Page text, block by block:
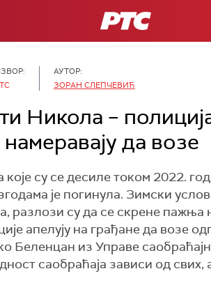
РТС
АУТОР:
ЗОРАН СЛЕПЧЕВИЋ
Никола –
да возе
су се десиле током 2022.
је погинула. Зимски
разлози су да се скрене пажња
апелују на грађане да возе
Беленцан из Управе
саобраћаја зависи од свих,